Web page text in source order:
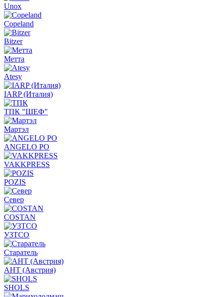
Unox
Copeland
Bitzer
Метта
Atesy
IARP (Италия)
ТПК "ШЕФ"
Мартэл
ANGELO PO
VAKKPRESS
POZIS
Север
COSTAN
УЗТСО
Старатель
АНТ (Австрия)
SHOLS